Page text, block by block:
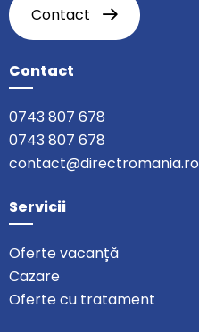
Contact
Contact
0743 807 678
0743 807 678
contact@directromania.ro
Servicii
Oferte vacanță
Cazare
Oferte cu tratament